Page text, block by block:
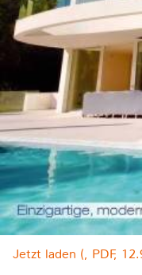
Jetzt laden (, PDF,